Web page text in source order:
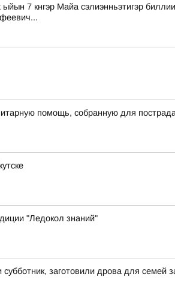
Майа сэлиэнньэтигэр
помощь, собранную для
"Ледокол знаний"
заготовили дрова для семей